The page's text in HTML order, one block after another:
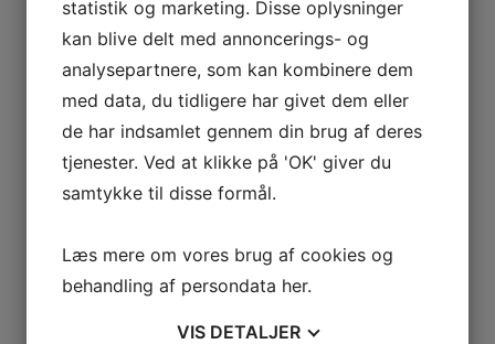
Beliggenhed
Øresund.
Byen er berømt for sine velbevarede gamle huse i den gamle
bydel med farverige fiskerhuse og brostensbelagte smalle
stræder.
brug.
Havnen er omgivet af hyggelige caféer, restauranter og små
specialbutikker.
områder, som gør det til et attraktivt sted for københavnere og
statistik og marketing. Disse oplysninger
kan blive delt med annoncerings- og
analysepartnere, som kan kombinere dem
med data, du tidligere har givet dem eller
de har indsamlet gennem din brug af deres
tjenester. Ved at klikke på 'OK' giver du
samtykke til disse formål.
Læs mere om vores brug af cookies og
behandling af persondata her.
VIS DETALJER